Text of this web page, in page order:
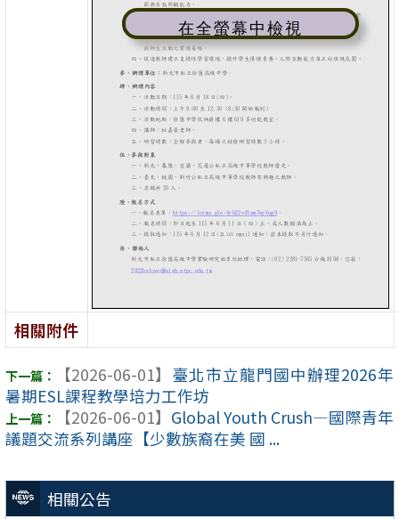
相關公告
在全螢幕中檢視
相關附件
【2026-06-01】 臺北市立龍門國中辦理2026年
暑期ESL課程教學培力工作坊
【2026-06-01】 Global Youth Crush—國際青年
議題交流系列講座【少數族裔在美 國 ...